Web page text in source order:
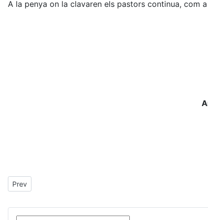
A la penya on la clavaren els pastors continua, com
Previous article: Pas
Prev